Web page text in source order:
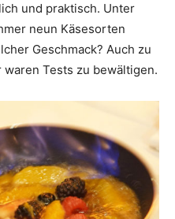
und praktisch. Unter
neun Käsesorten
Geschmack? Auch zu
Tests zu bewältigen.